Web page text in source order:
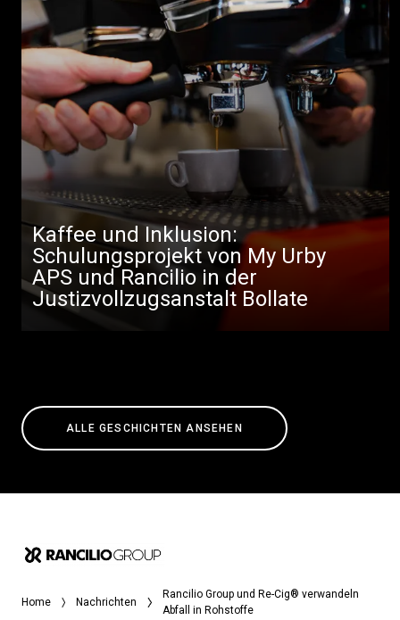
Kaffee und Inklusion:
Schulungsprojekt von My Urby
APS und Rancilio in der
Justizvollzugsanstalt Bollate
ALLE GESCHICHTEN ANSEHEN
Home Nachrichten
Rancilio Group und Re-Cig® verwandeln
Abfall in Rohstoffe